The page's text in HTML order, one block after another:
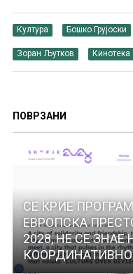
Култура Бошко Грујоски
Зоран Љутков Кинотека
ПОВРЗАНИ
СЕ КРИЕ
ЕВРОПСКА
2028, НЕ СЕ ЗНАЕ